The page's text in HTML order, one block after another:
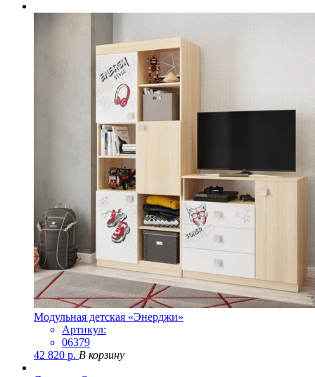
Модульная детская «Энерджи»
Артикул:
06379
42 820 р. В корзину